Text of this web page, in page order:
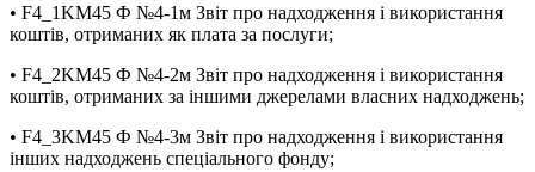
• F4_1KM45 Ф №4-1м Звіт про надходження і використання
коштів, отриманих як плата за послуги;
• F4_2KM45 Ф №4-2м Звіт про надходження і використання
коштів, отриманих за іншими джерелами власних надходжень;
• F4_3KM45 Ф №4-3м Звіт про надходження і використання
інших надходжень спеціального фонду;